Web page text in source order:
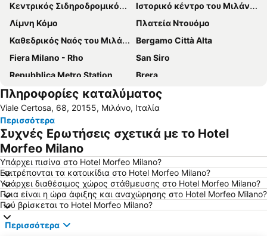
Κεντρικός Σιδηροδρομικός Σταθμός του Μιλάνου
Ιστορικό κέντρο του Μιλάνου
Λίμνη Κόμο
Πλατεία Ντουόμο
Καθεδρικός Ναός του Μιλάνου
Bergamo Città Alta
Fiera Milano - Rho
San Siro
Repubblica Metro Station
Brera
San Siro Stadio Metro Station
Silvio Berlusconi Milan Malpensa Airport
Navigli
Duomo Metro Station
Stazione di Bergamo
Centrale Metro Station
Milano Santa Giulia
San Siro Ippodromo Metro Station
Αεροδρόμιο Orio al Serio
Εθνικό Αυτοκινητοδρόμιο της Μόντζα
Γκαλλερία Βιττόριο Εμανουέλε ΙΙ
Porta Nuova
Museo del Duomo di Milano
Θέατρο της Σκάλας του Μιλάνου
Porta Venezia
Porta Romana
Πληροφορίες καταλύματος
Viale Certosa, 68, 20155, Μιλάνο, Ιταλία
Περισσότερα
Συχνές Ερωτήσεις σχετικά με το Hotel
Morfeo Milano
Υπάρχει πισίνα στο Hotel Morfeo Milano?
Επιτρέπονται τα κατοικίδια στο Hotel Morfeo Milano?
Υπάρχει διαθέσιμος χώρος στάθμευσης στο Hotel Morfeo Milano?
Ποια είναι η ώρα άφιξης και αναχώρησης στο Hotel Morfeo Milano?
Πού βρίσκεται το Hotel Morfeo Milano?
Περισσότερα